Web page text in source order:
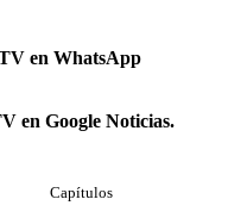
en WhatsApp
en Google Noticias.
Capítulos